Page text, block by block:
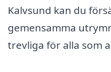
Kalvsund kan du
gemensamma
trevliga för alla som